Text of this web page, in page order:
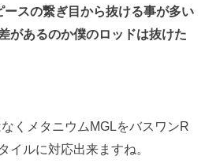
スの繋ぎ目から抜ける事が多い
があるのか僕のロッドは抜けた
くメタニウムMGLをバスワンR
イルに対応出来ますね。